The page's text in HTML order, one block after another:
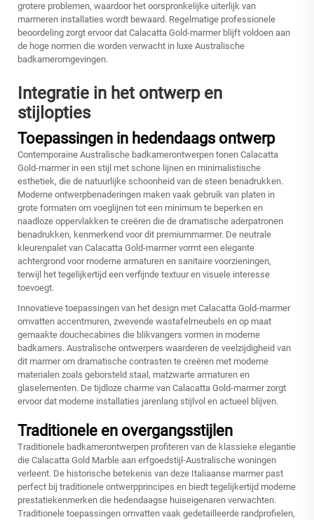
grotere problemen, waardoor het oorspronkelijke uiterlijk van
marmeren installaties wordt bewaard. Regelmatige professionele
beoordeling zorgt ervoor dat Calacatta Gold-marmer blijft voldoen aan
de hoge normen die worden verwacht in luxe Australische
badkameromgevingen.
Integratie in het ontwerp en
stijlopties
Toepassingen in hedendaags ontwerp
Contemporaine Australische badkamerontwerpen tonen Calacatta
Gold-marmer in een stijl met schone lijnen en minimalistische
esthetiek, die de natuurlijke schoonheid van de steen benadrukken.
Moderne ontwerpbenaderingen maken vaak gebruik van platen in
grote formaten om voeglijnen tot een minimum te beperken en
naadloze oppervlakken te creëren die de dramatische aderpatronen
benadrukken, kenmerkend voor dit premiummarmer. De neutrale
kleurenpalet van Calacatta Gold-marmer vormt een elegante
achtergrond voor moderne armaturen en sanitaire voorzieningen,
terwijl het tegelijkertijd een verfijnde textuur en visuele interesse
toevoegt.
Innovatieve toepassingen van het design met Calacatta Gold-marmer
omvatten accentmuren, zwevende wastafelmeubels en op maat
gemaakte douchecabines die blikvangers vormen in moderne
badkamers. Australische ontwerpers waarderen de veelzijdigheid van
dit marmer om dramatische contrasten te creëren met moderne
materialen zoals geborsteld staal, matzwarte armaturen en
glaselementen. De tijdloze charme van Calacatta Gold-marmer zorgt
ervoor dat moderne installaties jarenlang stijlvol en actueel blijven.
Traditionele en overgangsstijlen
Traditionele badkamerontwerpen profiteren van de klassieke elegantie
die Calacatta Gold Marble aan erfgoedstijl-Australische woningen
verleent. De historische betekenis van deze Italiaanse marmer past
perfect bij traditionele ontwerpprincipes en biedt tegelijkertijd moderne
prestatiekenmerken die hedendaagse huiseigenaren verwachten.
Traditionele toepassingen omvatten vaak gedetailleerde randprofielen,